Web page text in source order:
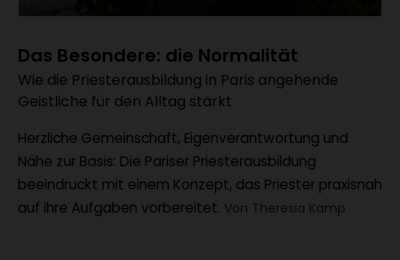
Das Besondere: die Normalität
:
Wie die Priesterausbildung in Paris angehende
Geistliche für den Alltag stärkt
Herzliche Gemeinschaft, Eigenverantwortung und
Nähe zur Basis: Die Pariser Priesterausbildung
beeindruckt mit einem Konzept, das Priester praxisnah
auf ihre Aufgaben vorbereitet. Von Theresia Kamp